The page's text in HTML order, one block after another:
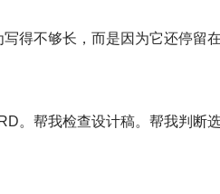
得不够长，而是因为它还停留在
。帮我检查设计稿。帮我判断选